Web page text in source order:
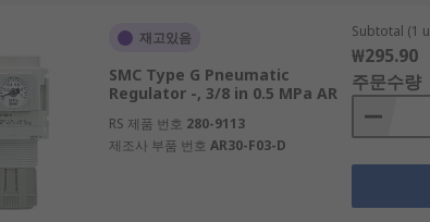
재고있음
SMC Type G Pneumatic
Regulator -, 3/8 in 0.5 MPa AR
RS 제품 번호 280-9113
제조사 부품 번호 AR30-F03-D
Subtotal (1
₩295.90
주문수량